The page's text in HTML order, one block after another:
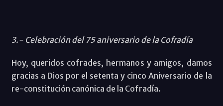
3.- Celebración del 75 aniversario de la Cofradía
Hoy, queridos cofrades, hermanos y amigos, damos
gracias a Dios por el setenta y cinco Aniversario de la
re-constitución canónica de la Cofradía.